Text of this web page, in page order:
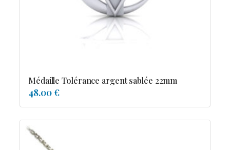
Médaille Tolérance argent sablée 22mm
48.00 €